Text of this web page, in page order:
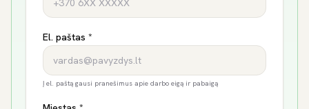
El. paštas *
Į el. paštą gausi pranešimus apie darbo eigą ir pabaigą